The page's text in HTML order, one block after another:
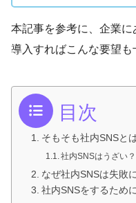
本記事を参考に、企業
導入すればこんな要望も
目次
そもそも社内SNSと
社内SNSはうざい
なぜ社内SNSは失敗
社内SNSをするため